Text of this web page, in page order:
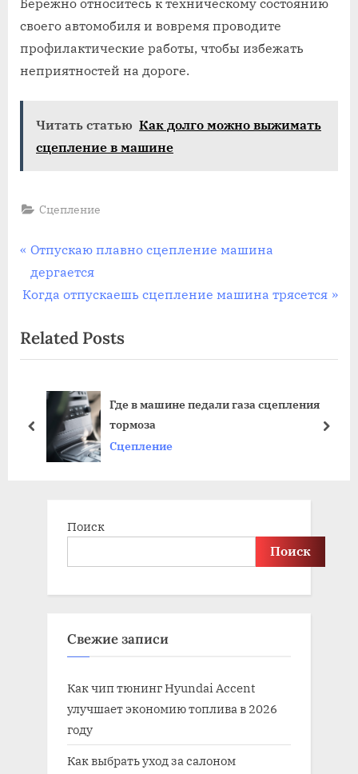
Бережно относитесь к техническому состоянию
своего автомобиля и вовремя проводите
профилактические работы, чтобы избежать
неприятностей на дороге.
Читать статью Как долго можно выжимать
сцепление в машине
Сцепление
Навигация
по
P
r
e
i
o
P
Отпускаю плавно сцепление машина
дергается
N
x
t
s
Когда отпускаешь сцепление машина трясется
Related Posts
Где в машине педали газа сцепления
тормоза
Сцепление
prev next
Поиск
Поиск
Свежие записи
Как чип тюнинг Hyundai Accent
улучшает экономию топлива в 2026
году
Как выбрать уход за салоном